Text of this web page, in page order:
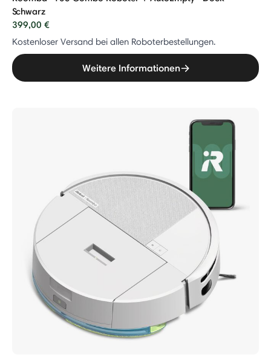
Schwarz
399,00 €
Kostenloser Versand bei allen Roboterbestellungen.
Weitere Informationen